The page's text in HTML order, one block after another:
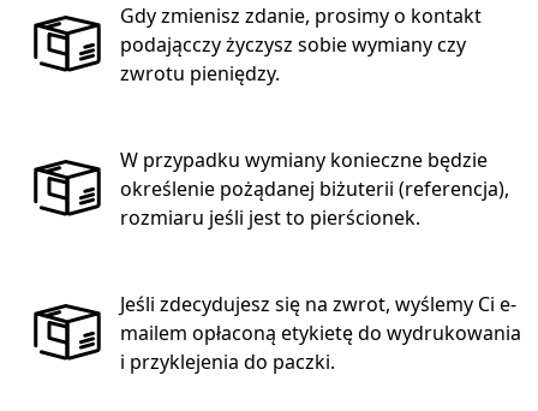
Gdy zmienisz zdanie, prosimy o kontakt
podającczy życzysz sobie wymiany czy
zwrotu pieniędzy.
W przypadku wymiany konieczne będzie
określenie pożądanej biżuterii (referencja),
rozmiaru jeśli jest to pierścionek.
Jeśli zdecydujesz się na zwrot, wyślemy Ci e-
mailem opłaconą etykietę do wydrukowania
i przyklejenia do paczki.